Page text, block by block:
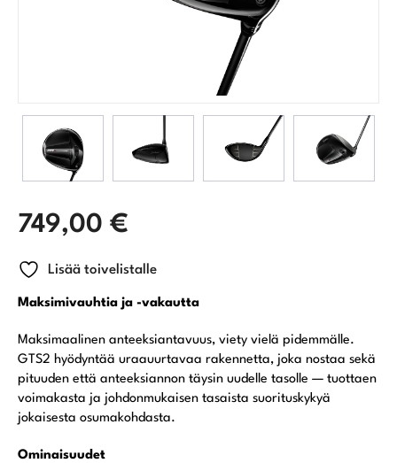
749,00 €
Lisää toivelistalle
Maksimivauhtia ja -vakautta
Maksimaalinen anteeksiantavuus, viety vielä pidemmälle.
GTS2 hyödyntää uraauurtavaa rakennetta, joka nostaa sekä
pituuden että anteeksiannon täysin uudelle tasolle — tuottaen
voimakasta ja johdonmukaisen tasaista suorituskykyä
jokaisesta osumakohdasta.
Ominaisuudet